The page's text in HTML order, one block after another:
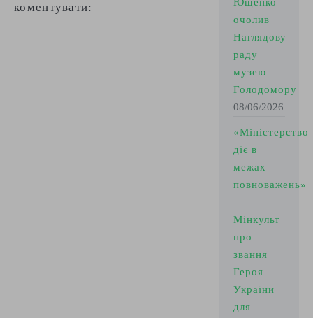
коментувати:
Ющенко
очолив
Наглядову
раду
музею
Голодомору
08/06/2026
«Міністерство
діє в
межах
повноважень»
–
Мінкульт
про
звання
Героя
України
для